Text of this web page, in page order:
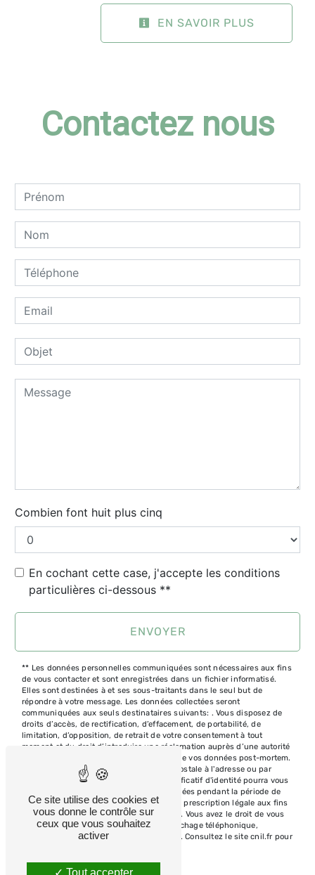
EN SAVOIR PLUS
Contactez nous
Combien font huit plus cinq
En cochant cette case, j'accepte les conditions
particulières ci-dessous **
ENVOYER
** Les données personnelles communiquées sont nécessaires aux fins
de vous contacter et sont enregistrées dans un fichier informatisé.
Elles sont destinées à et ses sous-traitants dans le seul but de
répondre à votre message. Les données collectées seront
communiquées aux seuls destinataires suivants: . Vous disposez de
droits d’accès, de rectification, d’effacement, de portabilité, de
limitation, d’opposition, de retrait de votre consentement à tout
moment et du droit d’introduire une réclamation auprès d’une autorité
de contrôle, ainsi que d’organiser le sort de vos données post-mortem.
Vous pouvez exercer ces droits par voie postale à l'adresse ou par
courrier électronique à l'adresse . Un justificatif d'identité pourra vous
être demandé. Nous conservons vos données pendant la période de
prise de contact puis pendant la durée de prescription légale aux fins
probatoires et de gestion des contentieux. Vous avez le droit de vous
inscrire sur la liste d'opposition au démarchage téléphonique,
disponible à cette adresse:
. Consultez le site cnil.fr pour
Ce site utilise des cookies et
vous donne le contrôle sur
ceux que vous souhaitez
activer
Tout accepter